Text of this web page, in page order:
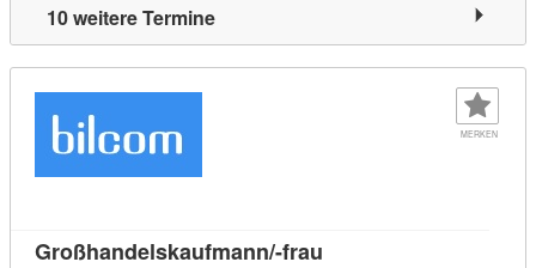
10 weitere Termine
MERKEN
Großhandelskaufmann/-frau